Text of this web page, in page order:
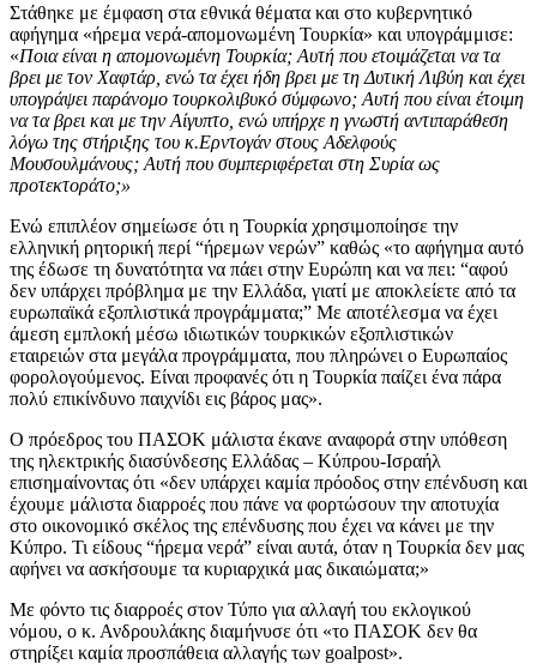
Στάθηκε με έμφαση στα εθνικά θέματα και στο κυβερνητικό
αφήγημα «ήρεμα νερά-απομονωμένη Τουρκία» και υπογράμμισε:
«Ποια είναι η απομονωμένη Τουρκία; Αυτή που ετοιμάζεται να τα
βρει με τον Χαφτάρ, ενώ τα έχει ήδη βρει με τη Δυτική Λιβύη και έχει
υπογράψει παράνομο τουρκολιβυκό σύμφωνο; Αυτή που είναι έτοιμη
να τα βρει και με την Αίγυπτο, ενώ υπήρχε η γνωστή αντιπαράθεση
λόγω της στήριξης του κ.Ερντογάν στους Αδελφούς
Μουσουλμάνους; Αυτή που συμπεριφέρεται στη Συρία ως
προτεκτοράτο;»
Ενώ επιπλέον σημείωσε ότι η Τουρκία χρησιμοποίησε την
ελληνική ρητορική περί “ήρεμων νερών” καθώς «το αφήγημα αυτό
της έδωσε τη δυνατότητα να πάει στην Ευρώπη και να πει: “αφού
δεν υπάρχει πρόβλημα με την Ελλάδα, γιατί με αποκλείετε από τα
ευρωπαϊκά εξοπλιστικά προγράμματα;” Με αποτέλεσμα να έχει
άμεση εμπλοκή μέσω ιδιωτικών τουρκικών εξοπλιστικών
εταιρειών στα μεγάλα προγράμματα, που πληρώνει ο Ευρωπαίος
φορολογούμενος. Είναι προφανές ότι η Τουρκία παίζει ένα πάρα
πολύ επικίνδυνο παιχνίδι εις βάρος μας».
Ο πρόεδρος του ΠΑΣΟΚ μάλιστα έκανε αναφορά στην υπόθεση
της ηλεκτρικής διασύνδεσης Ελλάδας – Κύπρου-Ισραήλ
επισημαίνοντας ότι «δεν υπάρχει καμία πρόοδος στην επένδυση και
έχουμε μάλιστα διαρροές που πάνε να φορτώσουν την αποτυχία
στο οικονομικό σκέλος της επένδυσης που έχει να κάνει με την
Κύπρο. Τι είδους “ήρεμα νερά” είναι αυτά, όταν η Τουρκία δεν μας
αφήνει να ασκήσουμε τα κυριαρχικά μας δικαιώματα;»
Με φόντο τις διαρροές στον Τύπο για αλλαγή του εκλογικού
νόμου, ο κ. Ανδρουλάκης διαμήνυσε ότι «το ΠΑΣΟΚ δεν θα
στηρίξει καμία προσπάθεια αλλαγής των goalpost».